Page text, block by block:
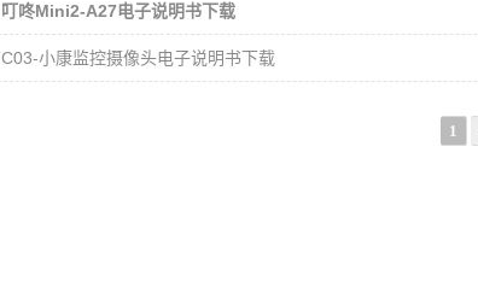
叮咚Mini2-A27电子说明书下载
C03-小康监控摄像头电子说明书下载
1